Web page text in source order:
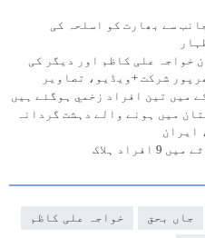
سے بھارت کو اسلحہ کی
خواجہ علی کاظم اور دیگر کی
شرکت +ویڈیو، تصاویر
ميں تين افراد زخمي ہوگئے ہيں
میں ہونے والے دہشت گردانہ
ایران
ہلاک
جاں بحق خواجہ علی کاظم